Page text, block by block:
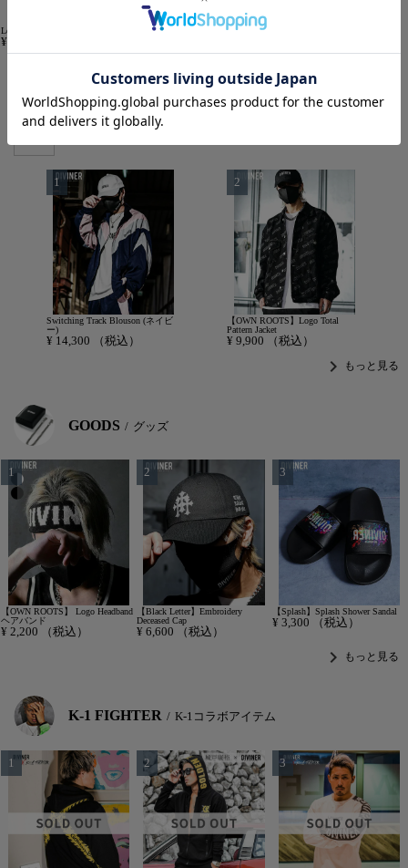
Leather Coated Wide Cargo Pants
¥
【OWN ROOTS】Black Cargo
¥ 13,200 （税込）
OUTER
Switching Track Blouson (ネイビ
ー)
¥ 14,300 （税込）
【OWN ROOTS】Logo Total
Pattern Jacket
¥ 9,900 （税込）
chevron_right もっと見る
GOODS グッズ
【OWN ROOTS】 Logo Headband
ヘアバンド
¥ 2,200 （税込）
【Black Letter】Embroidery
Deceased Cap
¥ 6,600 （税込）
【Splash】Splash Shower Sandal
¥ 3,300 （税込）
chevron_right もっと見る
K-1 FIGHTER K-1コラボアイテム